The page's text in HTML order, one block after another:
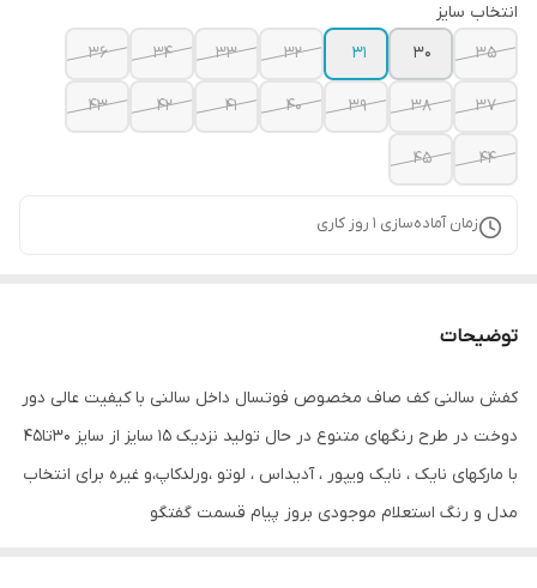
انتخاب سایز
35
30
31
32
33
34
36
37
38
39
40
41
42
43
44
45
زمان آماده‌سازی 1 روز کاری
توضیحات
کفش سالنی کف صاف مخصوص فوتسال داخل سالنی با کیفیت عالی دور
دوخت در طرح رنگهای متنوع در حال تولید نزدیک ۱۵ سایز از سایز ۳۰تا۴۵
با مارکهای نایک ، نایک ویپور ، آدیداس ، لوتو ،ورلدکاپ،و غیره برای انتخاب
مدل و رنگ استعلام موجودی بروز پیام قسمت گفتگو